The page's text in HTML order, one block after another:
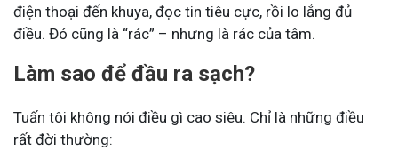
điện thoại đến khuya, đọc tin tiêu cực, rồi lo lắng đủ
điều. Đó cũng là “rác” – nhưng là rác của tâm.
Làm sao để đầu ra sạch?
Tuấn tôi không nói điều gì cao siêu. Chỉ là những điều
rất đời thường: